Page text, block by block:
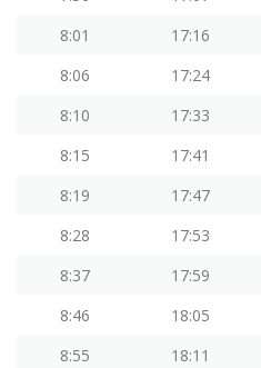
8:01
17:16
8:06
17:24
8:10
17:33
8:15
17:41
8:19
17:47
8:28
17:53
8:37
17:59
8:46
18:05
8:55
18:11